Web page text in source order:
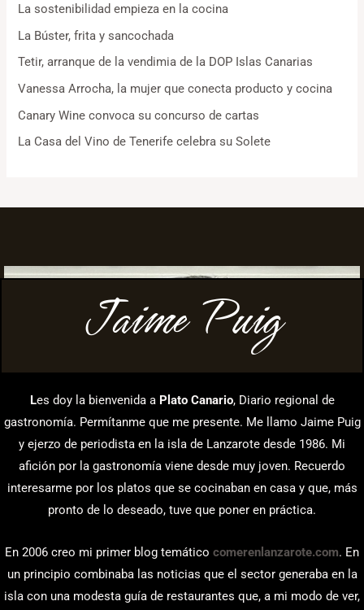
La sostenibilidad empieza en la cocina
La Búster, frita y sancochada
Tetir, arranque de la vendimia de la DOP Islas Canarias
Vanessa Arrocha, la mujer que conecta producto y cocina
Canary Wine convoca su concurso de cartas
La Casa del Vino de Tenerife celebra su Solete
Jaime Puig
Les doy la bienvenida a Plato Canario, Diario regional de
gastronomía. Permítanme que me presente. Me llamo Jaime Puig
y ejerzo de periodista en la isla de Lanzarote desde 1986. Mi
afición por la gastronomía viene desde muy joven. Recuerdo
interesarme por los platos que se cocinaban en casa y que, más
pronto de lo deseado, tuve que poner en práctica.
En 2006 creo mi primer blog temático comerenlanzarote.com. En
un principio combinaba las noticias que el sector generaba en la
isla con una modesta guía de restaurantes que, a mi modo de ver,